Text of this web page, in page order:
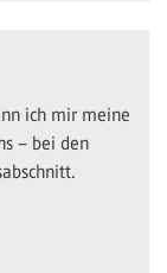
ich mir meine
– bei den